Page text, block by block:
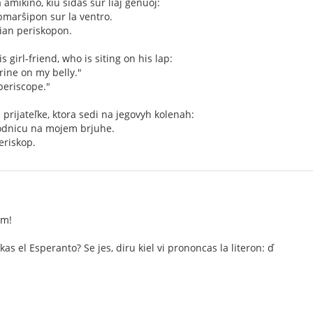
sur la ventro.
periskopon.
girl-friend, who is siting on his lap:
on my belly."
ktora sedi na jegovyh kolenah:
na mojem brjuhe.
el Esperanto? Se jes, diru kiel vi prononcas la literon: ď